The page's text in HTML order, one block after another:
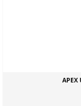
APEX